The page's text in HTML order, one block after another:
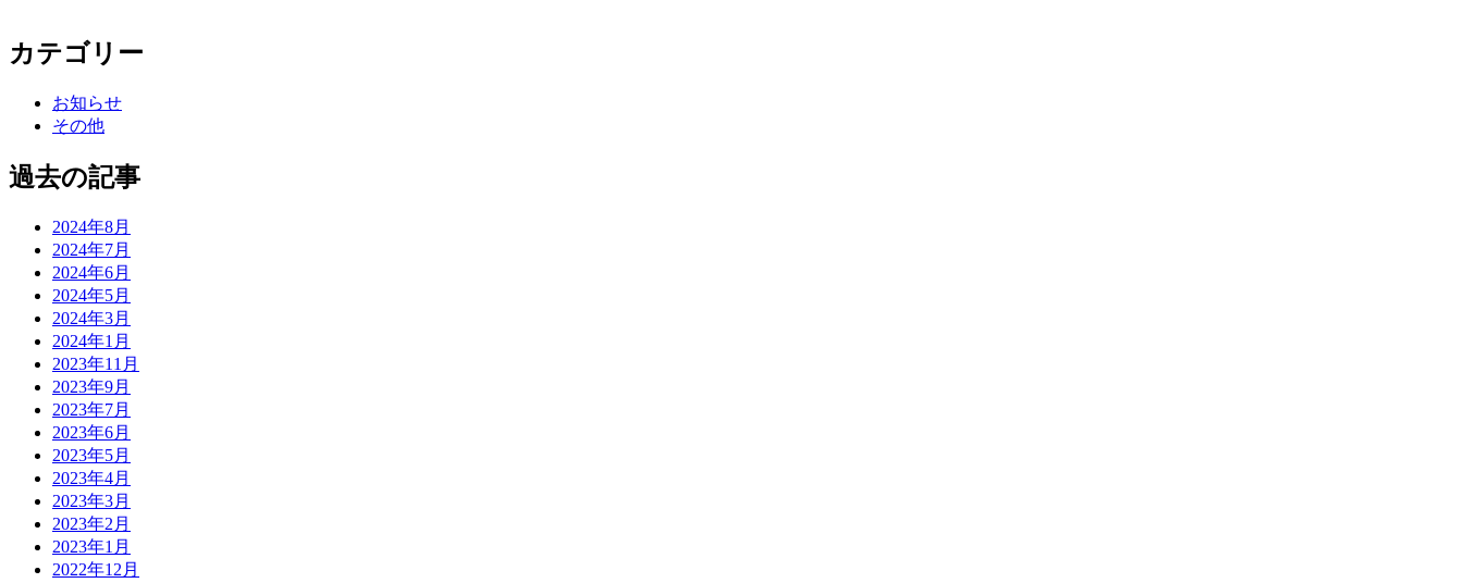
カテゴリー
お知らせ
その他
過去の記事
2024年8月
2024年7月
2024年6月
2024年5月
2024年3月
2024年1月
2023年11月
2023年9月
2023年7月
2023年6月
2023年5月
2023年4月
2023年3月
2023年2月
2023年1月
2022年12月